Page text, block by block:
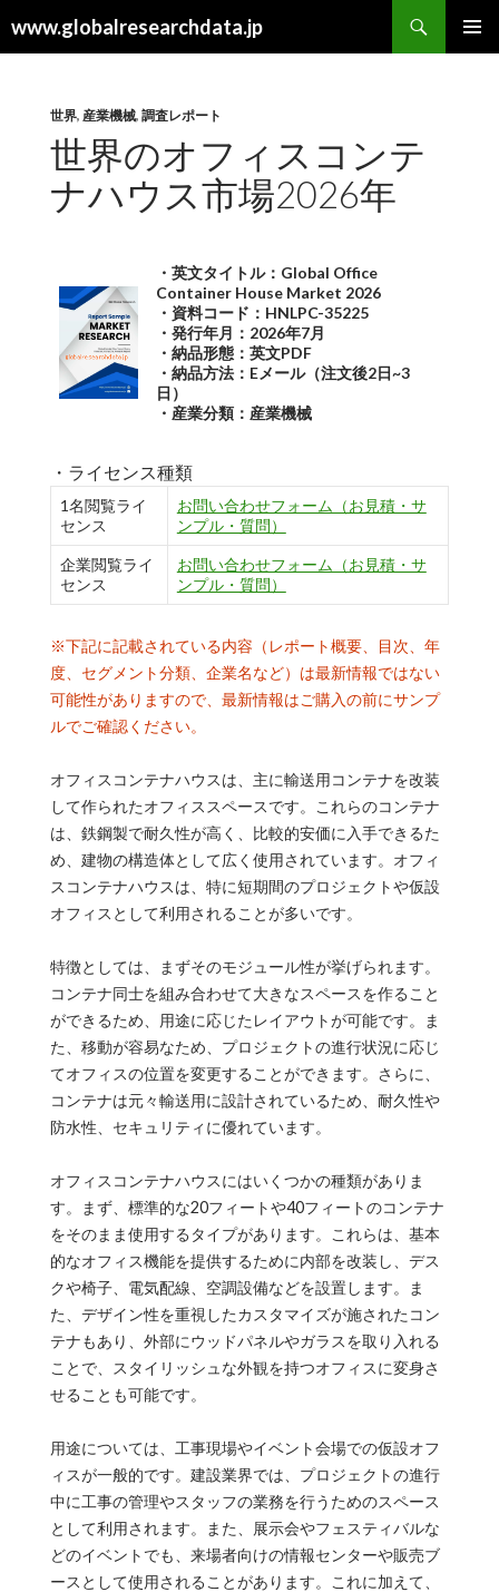
www.globalresearchdata.jp
索
世界, 産業機械, 調査レポート
世界のオフィスコンテ
ナハウス市場2026年
・英文タイトル：Global Office
Container House Market 2026
・資料コード：HNLPC-35225
・発行年月：2026年7月
・納品形態：英文PDF
・納品方法：Eメール（注文後2日~3
日）
・産業分類：産業機械
・ライセンス種類
1名閲覧ライ
センス
お問い合わせフォーム（お見積・サ
ンプル・質問）
企業閲覧ライ
センス
お問い合わせフォーム（お見積・サ
ンプル・質問）
※下記に記載されている内容（レポート概要、目次、年
度、セグメント分類、企業名など）は最新情報ではない
可能性がありますので、最新情報はご購入の前にサンプ
ルでご確認ください。
オフィスコンテナハウスは、主に輸送用コンテナを改装
して作られたオフィススペースです。これらのコンテナ
は、鉄鋼製で耐久性が高く、比較的安価に入手できるた
め、建物の構造体として広く使用されています。オフィ
スコンテナハウスは、特に短期間のプロジェクトや仮設
オフィスとして利用されることが多いです。
特徴としては、まずそのモジュール性が挙げられます。
コンテナ同士を組み合わせて大きなスペースを作ること
ができるため、用途に応じたレイアウトが可能です。ま
た、移動が容易なため、プロジェクトの進行状況に応じ
てオフィスの位置を変更することができます。さらに、
コンテナは元々輸送用に設計されているため、耐久性や
防水性、セキュリティに優れています。
オフィスコンテナハウスにはいくつかの種類がありま
す。まず、標準的な20フィートや40フィートのコンテナ
をそのまま使用するタイプがあります。これらは、基本
的なオフィス機能を提供するために内部を改装し、デス
クや椅子、電気配線、空調設備などを設置します。ま
た、デザイン性を重視したカスタマイズが施されたコン
テナもあり、外部にウッドパネルやガラスを取り入れる
ことで、スタイリッシュな外観を持つオフィスに変身さ
せることも可能です。
用途については、工事現場やイベント会場での仮設オフ
ィスが一般的です。建設業界では、プロジェクトの進行
中に工事の管理やスタッフの業務を行うためのスペース
として利用されます。また、展示会やフェスティバルな
どのイベントでも、来場者向けの情報センターや販売ブ
ースとして使用されることがあります。これに加えて、